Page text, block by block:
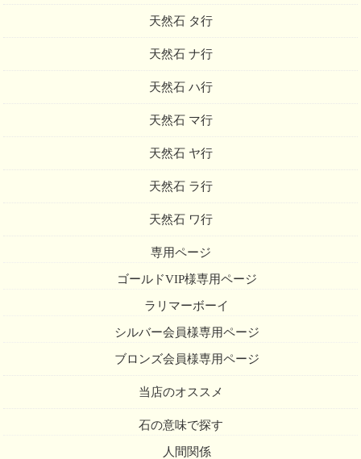
天然石 タ行
天然石 ナ行
天然石 ハ行
天然石 マ行
天然石 ヤ行
天然石 ラ行
天然石 ワ行
専用ページ
ゴールドVIP様専用ページ
ラリマーボーイ
シルバー会員様専用ページ
ブロンズ会員様専用ページ
当店のオススメ
石の意味で探す
人間関係